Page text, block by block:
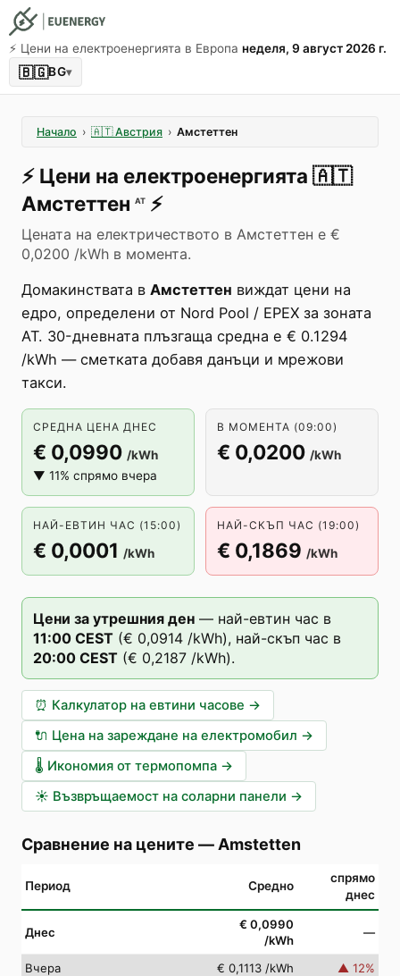
⚡️ Цени на електроенергията в Европа неделя, 9 август 2026 г.
🇧🇬BG▾
Начало › 🇦🇹 Австрия › Амстеттен
⚡️ Цени на електроенергията 🇦🇹
Амстеттен AT ⚡️
Цената на електричеството в Амстеттен е €
0,0200 /kWh в момента.
Домакинствата в Амстеттен виждат цени на
едро, определени от Nord Pool / EPEX за зоната
AT. 30-дневната плъзгаща средна е € 0.1294
/kWh — сметката добавя данъци и мрежови
такси.
СРЕДНА ЦЕНА ДНЕС
€ 0,0990 /kWh
▼ 11% спрямо вчера
В МОМЕНТА (09:00)
€ 0,0200 /kWh
НАЙ-ЕВТИН ЧАС (15:00)
€ 0,0001 /kWh
НАЙ-СКЪП ЧАС (19:00)
€ 0,1869 /kWh
Цени за утрешния ден — най-евтин час в
11:00 CEST (€ 0,0914 /kWh), най-скъп час в
20:00 CEST (€ 0,2187 /kWh).
⏰ Калкулатор на евтини часове →
🔌 Цена на зареждане на електромобил →
🌡️ Икономия от термопомпа →
☀️ Възвръщаемост на соларни панели →
Сравнение на цените — Amstetten
Период Средно
спрямо
днес
Днес
€ 0,0990
/kWh
—
Вчера € 0,1113 /kWh ▲ 12%